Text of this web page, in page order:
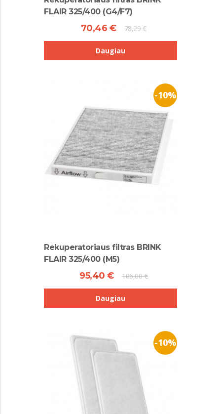
FLAIR 325/400 (G4/F7)
70,46 € 78,29 €
Daugiau
-10%
Rekuperatoriaus filtras BRINK
FLAIR 325/400 (M5)
95,40 € 106,00 €
Daugiau
-10%